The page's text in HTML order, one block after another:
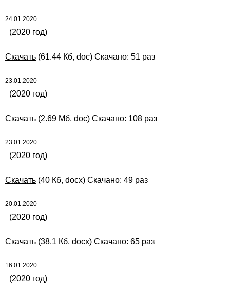
24.01.2020
(2020 год)
Скачать (61.44 Кб, doc) Скачано: 51 раз
23.01.2020
(2020 год)
Скачать (2.69 Мб, doc) Скачано: 108 раз
23.01.2020
(2020 год)
Скачать (40 Кб, docx) Скачано: 49 раз
20.01.2020
(2020 год)
Скачать (38.1 Кб, docx) Скачано: 65 раз
16.01.2020
(2020 год)